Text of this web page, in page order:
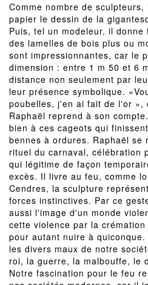
Comme nombre de
papier le dessin de la
Puis, tel un modeleur, il
des lamelles de bois plus ou
sont impressionnantes, car le
dimension : entre 1 m 50 et 6
distance non seulement par
leur présence symbolique.
poubelles, j'en ai fait de l'or »,
Raphaël reprend à son
bien à ces cageots qui
bennes à ordures. Raphaël se
rituel du carnaval, célébration
qui légitime de façon
excès. Il livre au feu, comme
Cendres, la sculpture
forces instinctives. Par ce
aussi l'image d'un monde
cette violence par la
pour autant nuire à
les divers maux de notre
roi, la guerre, la malbouffe, le
Notre fascination pour le feu